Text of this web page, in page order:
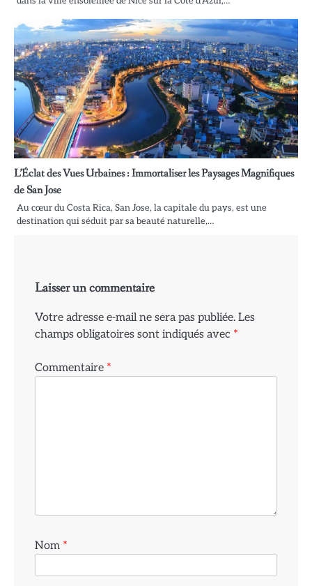
L’Éclat des Vues Urbaines : Immortaliser les Paysages Magnifiques
de San Jose
Au cœur du Costa Rica, San Jose, la capitale du pays, est une
destination qui séduit par sa beauté naturelle,…
Laisser un commentaire
Votre adresse e-mail ne sera pas publiée. Les
champs obligatoires sont indiqués avec *
Commentaire *
Nom *